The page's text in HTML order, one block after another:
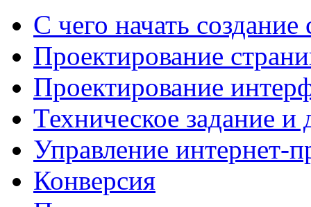
С чего начать создание
Проектирование
Проектирование
Техническое задание и
Управление интернет-
Конверсия